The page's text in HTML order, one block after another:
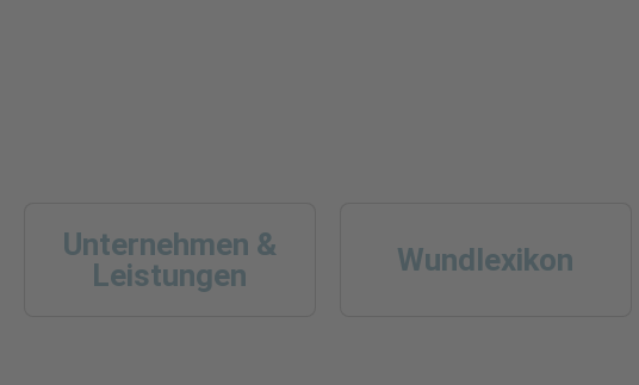
Unternehmen &
Leistungen
Wundlexikon